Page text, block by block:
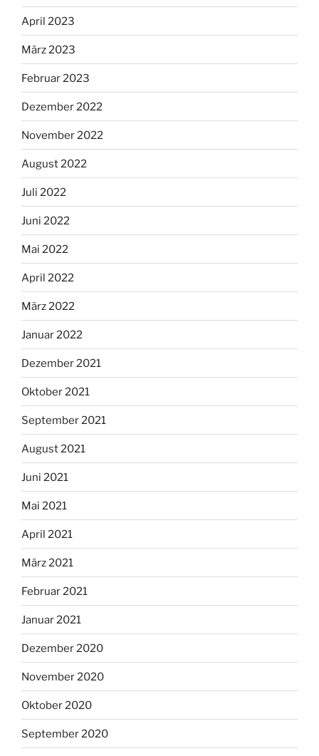
April 2023
März 2023
Februar 2023
Dezember 2022
November 2022
August 2022
Juli 2022
Juni 2022
Mai 2022
April 2022
März 2022
Januar 2022
Dezember 2021
Oktober 2021
September 2021
August 2021
Juni 2021
Mai 2021
April 2021
März 2021
Februar 2021
Januar 2021
Dezember 2020
November 2020
Oktober 2020
September 2020